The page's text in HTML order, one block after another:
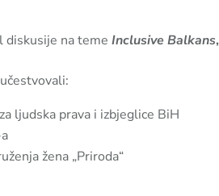
diskusije na temeInclusive Balkans
ljudska prava i izbjeglice BiH
žena „Priroda“